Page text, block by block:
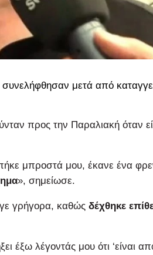
μετά από
προς την Παραλιακή όταν
μπροστά μου, έκανε ένα
», σημείωσε.
γρήγορα, καθώς δέχθηκε
λέγοντάς μου ότι ‘είναι